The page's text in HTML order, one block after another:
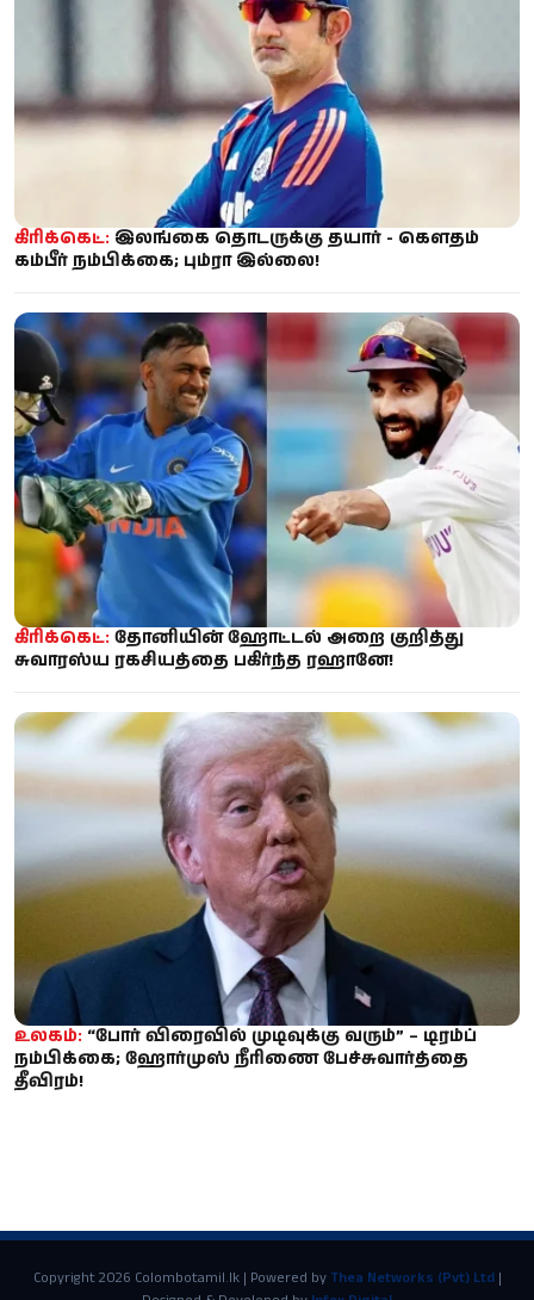
கிரிக்கெட்: இலங்கை தொடருக்கு தயார் - கௌதம்
கம்பீர் நம்பிக்கை; பும்ரா இல்லை!
கிரிக்கெட்: தோனியின் ஹோட்டல் அறை குறித்து
சுவாரஸ்ய ரகசியத்தை பகிர்ந்த ரஹானே!
உலகம்: “போர் விரைவில் முடிவுக்கு வரும்” – டிரம்ப்
நம்பிக்கை; ஹோர்முஸ் நீரிணை பேச்சுவார்த்தை
தீவிரம்!
Copyright 2026 Colombotamil.lk | Powered by Thea Networks (Pvt) Ltd|